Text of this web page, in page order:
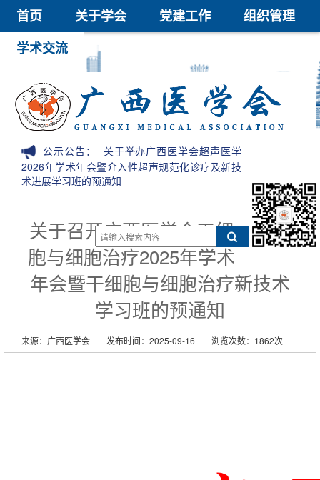
首页 关于学会 党建工作
组织管理
学术交流
继续教育
医学科技奖
信息公开
公示公告： 关于举办广西医学会超声医学
2026年学术年会暨介入性超声规范化诊疗及新技
术进展学习班的预通知
关于召开广西医学会干细
胞与细胞治疗2025年学术
年会暨干细胞与细胞治疗新技术
学习班的预通知
来源：广西医学会 发布时间：2025-09-16 浏览次数：1862次